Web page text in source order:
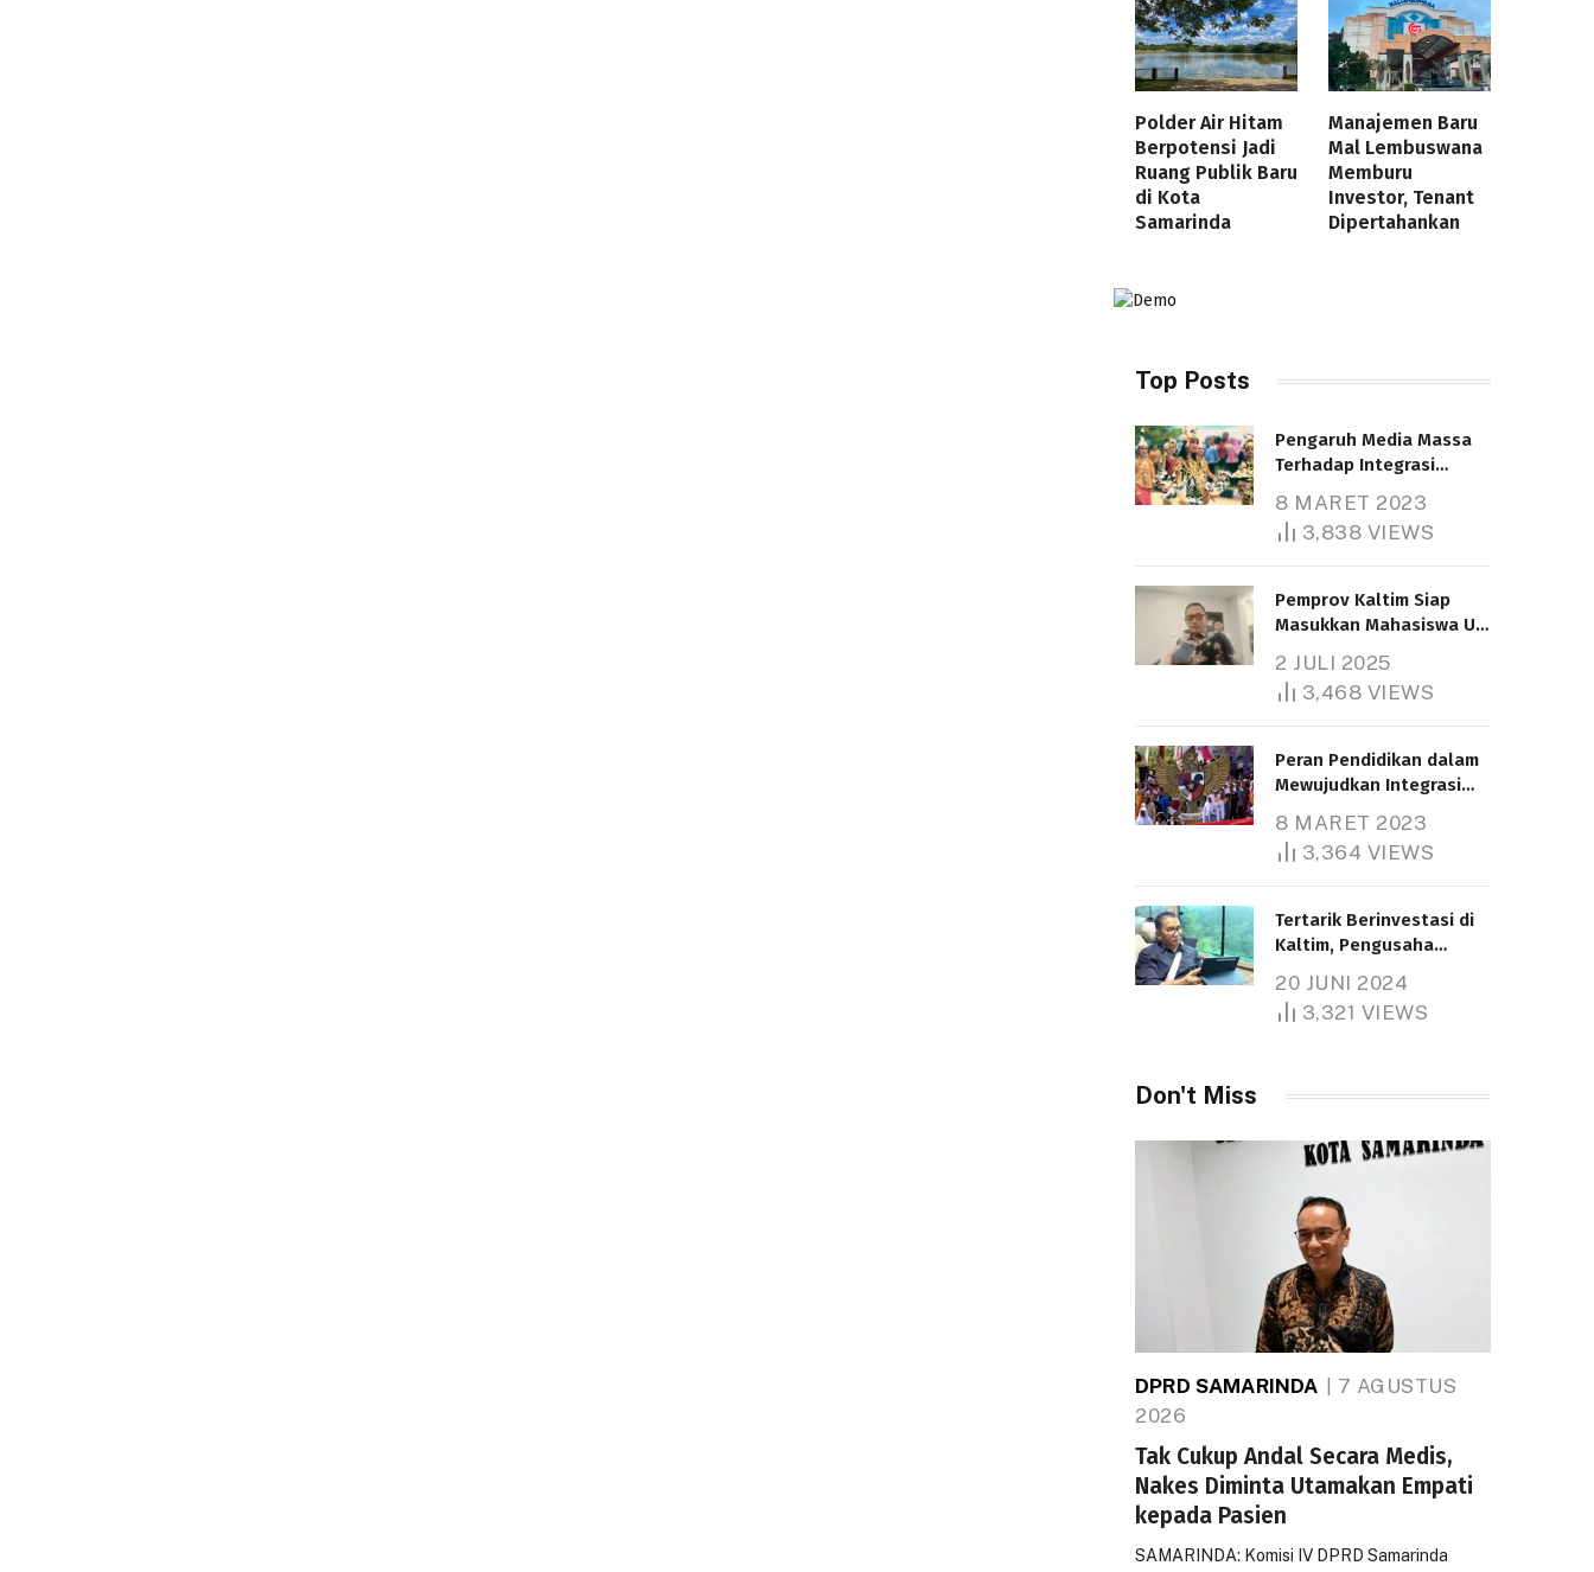
Polder Air Hitam
Berpotensi Jadi
Ruang Publik Baru
di Kota
Samarinda
Manajemen Baru
Mal Lembuswana
Memburu
Investor, Tenant
Dipertahankan
Top Posts
Pengaruh Media Massa
Terhadap Integrasi
8 MARET 2023
3,838 VIEWS
Pemprov Kaltim Siap
Masukkan Mahasiswa UT
Bantuan Pendidikan
Gratispol
2 JULI 2025
3,468 VIEWS
Peran Pendidikan dalam
Mewujudkan Integrasi
8 MARET 2023
3,364 VIEWS
Tertarik Berinvestasi di
Kaltim, Pengusaha
1.000 Hektare
20 JUNI 2024
3,321 VIEWS
Don't Miss
DPRD SAMARINDA
7 AGUSTUS
2026
Tak Cukup Andal Secara Medis,
Nakes Diminta Utamakan Empati
kepada Pasien
SAMARINDA: Komisi IV DPRD Samarinda